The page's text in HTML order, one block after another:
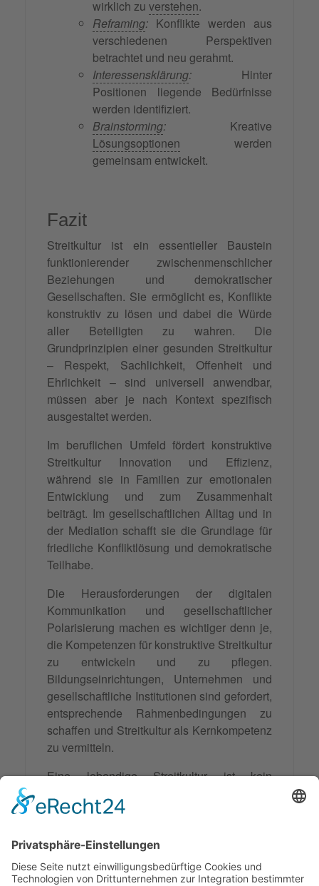
wirklich zu verstehen.
Reframing: Konflikte werden aus
verschiedenen Perspektiven
betrachtet und neu gerahmt.
Interessensklärung: Hinter
Positionen liegende Bedürfnisse
werden identifiziert.
Brainstorming: Kreative
Lösungsoptionen werden
gemeinsam entwickelt.
Fazit
Streitkultur ist ein essentieller Baustein
funktionierender zwischenmenschlicher
Beziehungen und demokratischer
Gesellschaften. Sie ermöglicht es, Konflikte
konstruktiv zu lösen und dabei die Würde
aller Beteiligten zu wahren. Die
Grundprinzipien einer gesunden Streitkultur
– Respekt, Sachlichkeit, Offenheit und
Ehrlichkeit – sind universell anwendbar,
müssen aber je nach Kontext spezifisch
ausgestaltet werden.
Im beruflichen Umfeld fördert konstruktive
Streitkultur Innovation und Effizienz,
während sie in Familien zur emotionalen
Entwicklung und zum Zusammenhalt
beiträgt. Im gesellschaftlichen Alltag und in
der Mediation schafft sie die Grundlage für
friedliche Konfliktlösung und demokratische
Teilhabe.
Die Herausforderungen der digitalen
Kommunikation und gesellschaftlicher
Polarisierung machen es wichtiger denn je,
die Kompetenzen für konstruktive Streitkultur
zu entwickeln und zu pflegen.
Bildungseinrichtungen, Unternehmen und
gesellschaftliche Institutionen sind gefordert,
entsprechende Rahmenbedingungen zu
schaffen und Streitkultur als Kernkompetenz
zu vermitteln.
Eine lebendige Streitkultur ist kein
kontinuierliche Pflege und bewusste
in die Zukunft unserer Beziehungen und
unserer Gesellschaft, die sich durch bessere
Entscheidungen, stärkeren Zusammenhalt